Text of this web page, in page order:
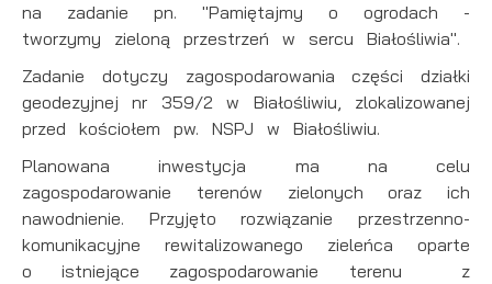
na zadanie pn. "Pamiętajmy o ogrodach -
tworzymy zieloną przestrzeń w sercu Białośliwia".
Zadanie dotyczy zagospodarowania części działki
geodezyjnej nr 359/2 w Białośliwiu, zlokalizowanej
przed kościołem pw. NSPJ w Białośliwiu.
Planowana inwestycja ma na celu
zagospodarowanie terenów zielonych oraz ich
nawodnienie. Przyjęto rozwiązanie przestrzenno-
komunikacyjne rewitalizowanego zieleńca oparte
o istniejące zagospodarowanie terenu z